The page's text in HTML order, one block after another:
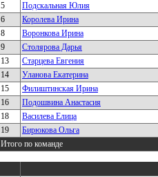
5 Подскальная Юлия
6 Королева Ирина
8 Воронкова Ирина
9 Столярова Дарья
13 Старцева Евгения
14 Уланова Екатерина
15 Филиштинская Ирина
16 Подошвина Анастасия
18 Василева Елица
19 Бирюкова Ольга
Итого по команде